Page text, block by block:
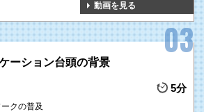
動画を見る
ーション台頭の背景
5分
クの普及